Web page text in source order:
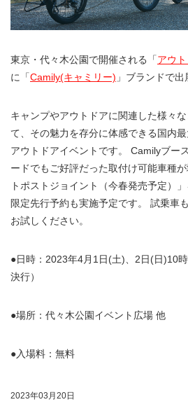
東京・代々木公園で開催される「アウ
に「Camily(キャミリー) 」ブランドで出
キャンプやアウトドアに関連した様々
て、その魅力を存分に体感できる国内
アウトドアイベントです。 Camilyブー
ードでもご好評だった取付け可能車種
トポストジョイント（今春発売予定）
限定先行予約も実施予定です。 試乗車
お試しください。
●日時：2023年4月1日(土)、2日(日)10
決行）
●場所：代々木公園イベント広場 他
●入場料：無料
2023年03月20日